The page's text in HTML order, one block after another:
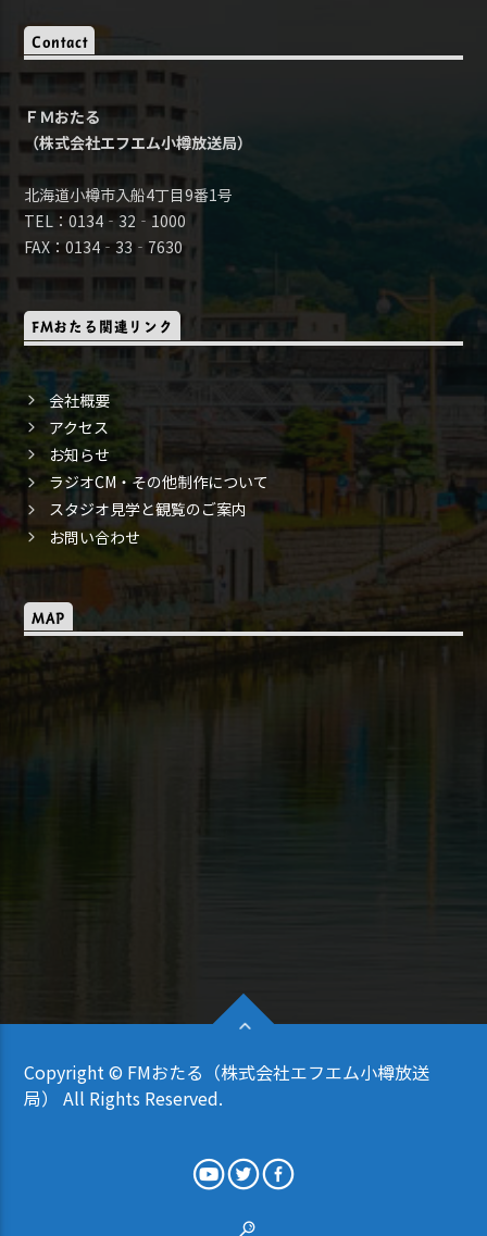
Contact
ＦＭおたる
（株式会社エフエム小樽放送局）
北海道小樽市入船4丁目9番1号
TEL：0134‐32‐1000
FAX：0134‐33‐7630
FMおたる関連リンク
会社概要
アクセス
お知らせ
ラジオCM・その他制作について
スタジオ見学と観覧のご案内
お問い合わせ
MAP
Copyright © FMおたる（株式会社エフエム小樽放送
局） All Rights Reserved.